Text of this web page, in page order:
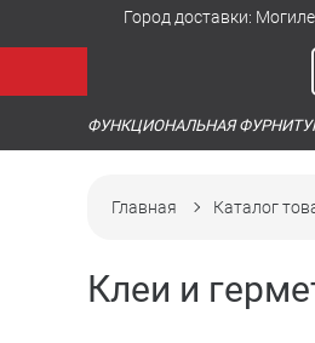
Город доставки:
ФУНКЦИОНАЛЬНАЯ
Главная Каталог
Клеи и